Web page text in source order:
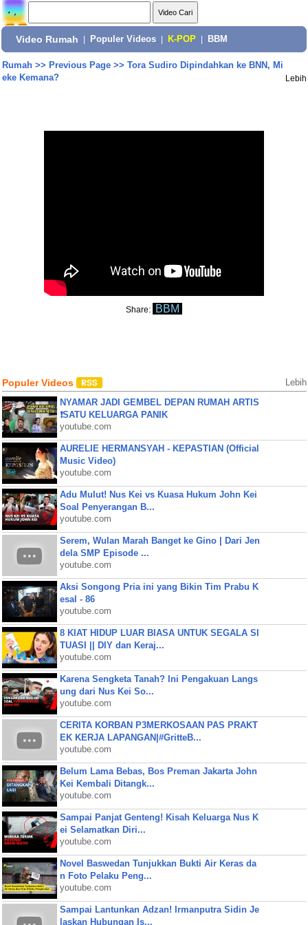
Video Rumah Populer Videos K-POP BBM
Rumah>> Previous Page>> Tora Sudiro Dipindahkan ke BNN, Mi
eke Kemana?
Lebih
Share: BBM
Populer Videos Lebih
NYAMAR JADI GEMBEL DEPAN RUMAH ARTIS
❗SATU KELUARGA PANIK
youtube.com
AURELIE HERMANSYAH - KEPASTIAN (Official
Music Video)
youtube.com
Adu Mulut! Nus Kei vs Kuasa Hukum John Kei
Soal Penyerangan B...
youtube.com
Serem, Wulan Marah Banget ke Gino | Dari Jen
dela SMP Episode ...
youtube.com
Aksi Songong Pria ini yang Bikin Tim Prabu K
esal - 86
youtube.com
8 KIAT HIDUP LUAR BIASA UNTUK SEGALA SI
TUASI || DIY dan Keraj...
youtube.com
Karena Sengketa Tanah? Ini Pengakuan Langs
ung dari Nus Kei So...
youtube.com
CERITA KORBAN P3MERKOSAAN PAS PRAKT
EK KERJA LAPANGAN|#GritteB...
youtube.com
Belum Lama Bebas, Bos Preman Jakarta John
Kei Kembali Ditangk...
youtube.com
Sampai Panjat Genteng! Kisah Keluarga Nus K
ei Selamatkan Diri...
youtube.com
Novel Baswedan Tunjukkan Bukti Air Keras da
n Foto Pelaku Peng...
youtube.com
Sampai Lantunkan Adzan! Irmanputra Sidin Je
laskan Hubungan Is...